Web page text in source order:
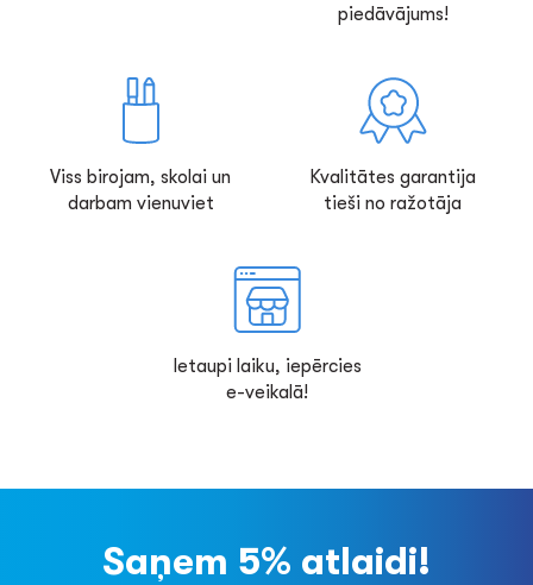
piedāvājums!
Viss birojam, skolai un
darbam vienuviet
Kvalitātes garantija
tieši no ražotāja
Ietaupi laiku, iepērcies
e-veikalā!
Saņem 5% atlaidi!